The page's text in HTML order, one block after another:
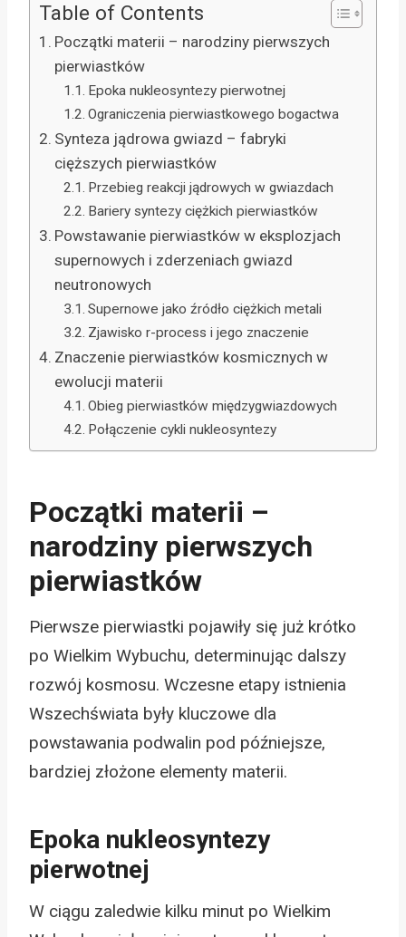
Table of Contents
Początki materii – narodziny pierwszych
pierwiastków
Epoka nukleosyntezy pierwotnej
Ograniczenia pierwiastkowego bogactwa
Synteza jądrowa gwiazd – fabryki
cięższych pierwiastków
Przebieg reakcji jądrowych w gwiazdach
Bariery syntezy ciężkich pierwiastków
Powstawanie pierwiastków w eksplozjach
supernowych i zderzeniach gwiazd
neutronowych
Supernowe jako źródło ciężkich metali
Zjawisko r-process i jego znaczenie
Znaczenie pierwiastków kosmicznych w
ewolucji materii
Obieg pierwiastków międzygwiazdowych
Połączenie cykli nukleosyntezy
Początki materii –
narodziny pierwszych
pierwiastków
Pierwsze pierwiastki pojawiły się już krótko
po Wielkim Wybuchu, determinując dalszy
rozwój kosmosu. Wczesne etapy istnienia
Wszechświata były kluczowe dla
powstawania podwalin pod późniejsze,
bardziej złożone elementy materii.
Epoka nukleosyntezy
pierwotnej
W ciągu zaledwie kilku minut po Wielkim